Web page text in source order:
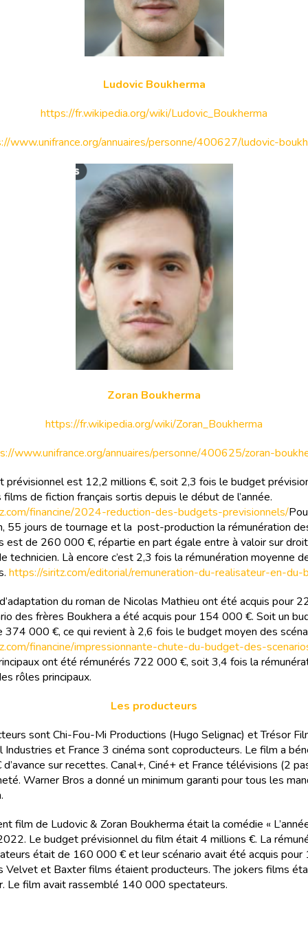
Ludovic Boukherma
https://fr.wikipedia.org/wiki/Ludovic_Boukherma
www.unifrance.org/annuaires/personne/400627/ludovic-
Zoran Boukherma
https://fr.wikipedia.org/wiki/Zoran_Boukherma
www.unifrance.org/annuaires/personne/400625/zoran-
prévisionnel est 12,2 millions €, soit 2,3 fois le budget
de fiction français sortis depuis le début de l’année.
financine/2024-reduction-des-budgets-previsionnels/
55 jours de tournage et la post-production la rémunération
est de 260 000 €, répartie en part égale entre à valoir sur
technicien. Là encore c’est 2,3 fois la rémunération moyenne
https://siritz.com/editorial/remuneration-du-realisateur-en-
du roman de Nicolas Mathieu ont été acquis pour
des frères Boukhera a été acquis pour 154 000 €. Soit un
374 000 €, ce qui revient à 2,6 fois le budget moyen des
financine/impressionnante-chute-du-budget-des-
ont été rémunérés 722 000 €, soit 3,4 fois la
rôles principaux.
Les producteurs
sont Chi-Fou-Mi Productions (Hugo Selignac) et Trésor
Industries et France 3 cinéma sont coproducteurs. Le film a
sur recettes. Canal+, Ciné+ et France télévisions (2
Warner Bros a donné un minimum garanti pour tous les
film de Ludovic & Zoran Boukherma était la comédie «
Le budget prévisionnel du film était 4 millions €. La
était de 160 000 € et leur scénario avait été acquis
Velvet et Baxter films étaient producteurs. The jokers films
Le film avait rassemblé 140 000 spectateurs.